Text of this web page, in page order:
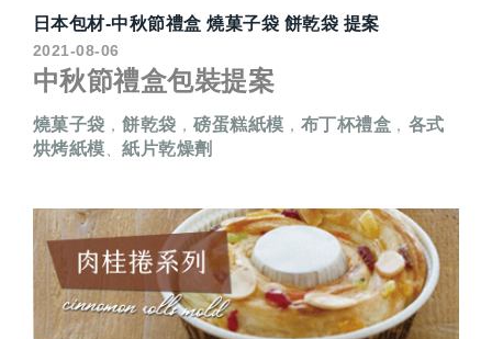
日本包材-中秋節禮盒 燒菓子袋 餅乾袋 提案
2021-08-06
中秋節禮盒包裝提案
燒菓子袋 ，餅乾袋 ，磅蛋糕紙模 ， 布丁杯禮盒 ， 各式
烘烤紙模、紙片乾燥劑